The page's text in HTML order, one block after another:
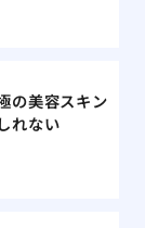
の美容スキン
れない